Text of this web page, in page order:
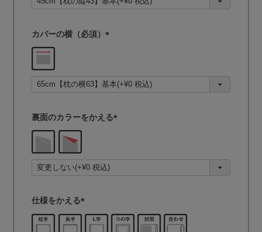
)
カバーの横（必須）
須
)
裏面のカラーをかえる
須
)
仕様をかえる
(